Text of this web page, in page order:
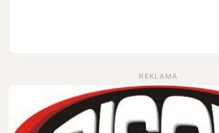
REKLAMA